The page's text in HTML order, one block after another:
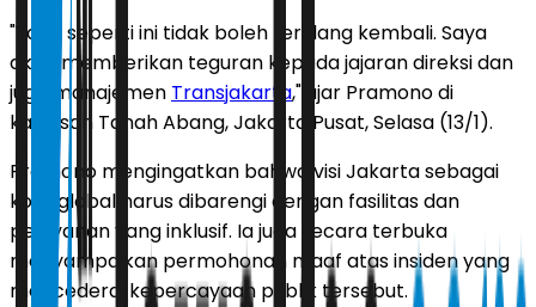
"Yang seperti ini tidak boleh terulang kembali. Saya
akan memberikan teguran kepada jajaran direksi dan
juga manajemen Transjakarta," ujar Pramono di
kawasan Tanah Abang, Jakarta Pusat, Selasa (13/1).
Pramono mengingatkan bahwa visi Jakarta sebagai
kota global harus dibarengi dengan fasilitas dan
pelayanan yang inklusif. Ia juga secara terbuka
menyampaikan permohonan maaf atas insiden yang
mencederai kepercayaan publik tersebut.